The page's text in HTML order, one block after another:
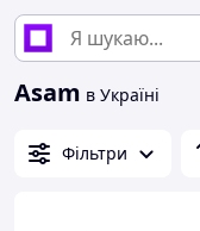
Asam в Україні
Фільтри